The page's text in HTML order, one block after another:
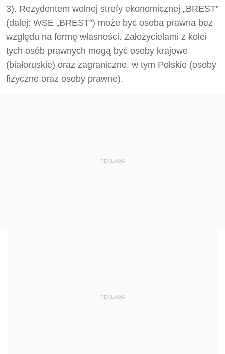
3). Rezydentem wolnej strefy ekonomicznej „BREST”
(dalej: WSE „BREST”) może być osoba prawna bez
względu na formę własności. Założycielami z kolei
tych osób prawnych mogą być osoby krajowe
(białoruskie) oraz zagraniczne, w tym Polskie (osoby
fizyczne oraz osoby prawne).
REKLAMA
REKLAMA